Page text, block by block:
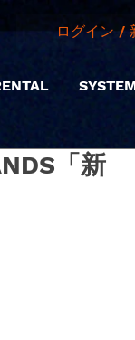
ログイン /
「新